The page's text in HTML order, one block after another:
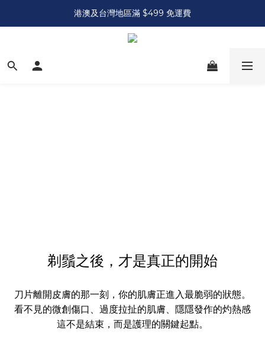
港澳及台灣地區滿 $499 免運費
剃鬚之後，才是真正的開始
刀片離開皮膚的那一刻，你的肌膚正進入最脆弱的狀態。
看不見的微創傷口、過度拉扯的肌膚、隱隱發作的灼熱感
這不是結束，而是護理的關鍵起點。